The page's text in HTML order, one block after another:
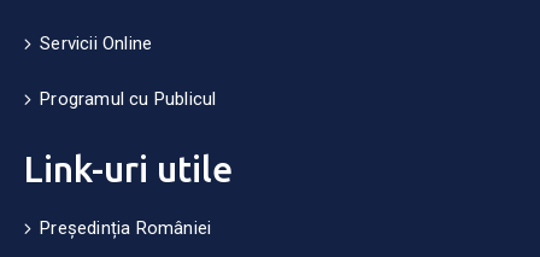
Servicii Online
Programul cu Publicul
Link-uri utile
Președinția României